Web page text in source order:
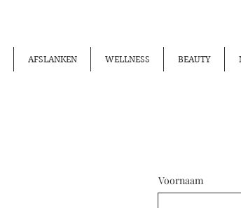
AFSLANKEN WELLNESS BEAUTY
Voornaam